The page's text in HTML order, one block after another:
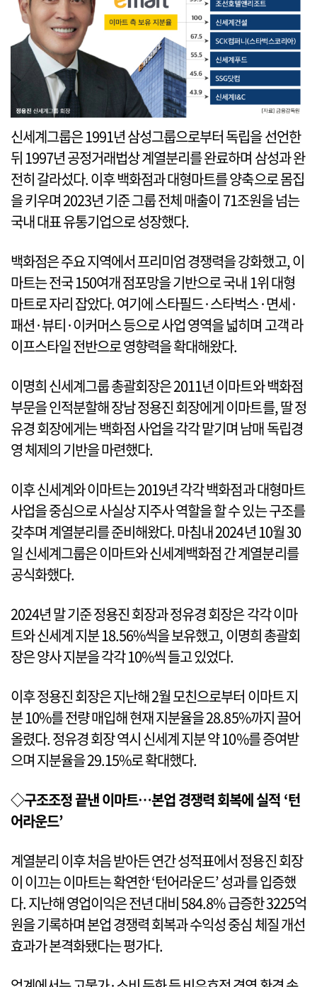
신세계그룹은 1991년 삼성그룹으로부터 독립을 선언한
뒤 1997년 공정거래법상 계열분리를 완료하며 삼성과 완
전히 갈라섰다. 이후 백화점과 대형마트를 양축으로 몸집
을 키우며 2023년 기준 그룹 전체 매출이 71조원을 넘는
국내 대표 유통기업으로 성장했다.
백화점은 주요 지역에서 프리미엄 경쟁력을 강화했고, 이
마트는 전국 150여개 점포망을 기반으로 국내 1위 대형
마트로 자리 잡았다. 여기에 스타필드·스타벅스·면세·
패션·뷰티·이커머스 등으로 사업 영역을 넓히며 고객 라
이프스타일 전반으로 영향력을 확대해왔다.
이명희 신세계그룹 총괄회장은 2011년 이마트와 백화점
부문을 인적분할해 장남 정용진 회장에게 이마트를, 딸 정
유경 회장에게는 백화점 사업을 각각 맡기며 남매 독립경
영 체제의 기반을 마련했다.
이후 신세계와 이마트는 2019년 각각 백화점과 대형마트
사업을 중심으로 사실상 지주사 역할을 할 수 있는 구조를
갖추며 계열분리를 준비해왔다. 마침내 2024년 10월 30
일 신세계그룹은 이마트와 신세계백화점 간 계열분리를
공식화했다.
2024년 말 기준 정용진 회장과 정유경 회장은 각각 이마
트와 신세계 지분 18.56%씩을 보유했고, 이명희 총괄회
장은 양사 지분을 각각 10%씩 들고 있었다.
이후 정용진 회장은 지난해 2월 모친으로부터 이마트 지
분 10%를 전량 매입해 현재 지분율을 28.85%까지 끌어
올렸다. 정유경 회장 역시 신세계 지분 약 10%를 증여받
으며 지분율을 29.15%로 확대했다.
◇구조조정 끝낸 이마트…본업 경쟁력 회복에 실적 ‘턴
어라운드’
계열분리 이후 처음 받아든 연간 성적표에서 정용진 회장
이 이끄는 이마트는 확연한 ‘턴어라운드’ 성과를 입증했
다. 지난해 영업이익은 전년 대비 584.8% 급증한 3225억
원을 기록하며 본업 경쟁력 회복과 수익성 중심 체질 개선
효과가 본격화됐다는 평가다.